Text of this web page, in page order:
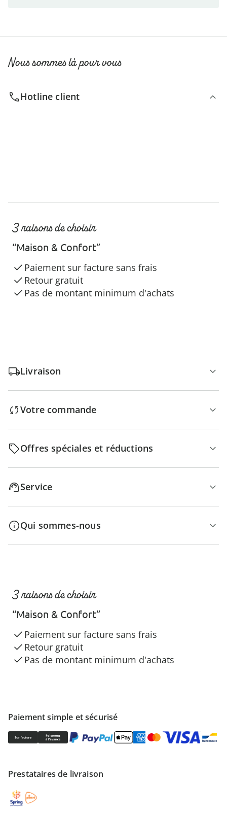
Nous sommes là pour vous
Hotline client
3 raisons de choisir
“Maison & Confort”
Paiement sur facture sans frais
Retour gratuit
Pas de montant minimum d'achats
Livraison
Votre commande
Offres spéciales et réductions
Service
Qui sommes-nous
Paiement simple et sécurisé
Prestataires de livraison
3 raisons de choisir
“Maison & Confort”
Paiement sur facture sans frais
Retour gratuit
Pas de montant minimum d'achats